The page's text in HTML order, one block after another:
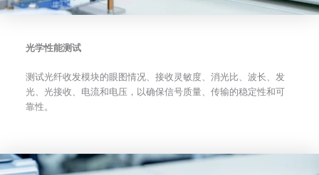
光学性能测试
测试光纤收发模块的眼图情况、接收灵敏度、消光比、波长、发
光、光接收、电流和电压，以确保信号质量、传输的稳定性和可
靠性。